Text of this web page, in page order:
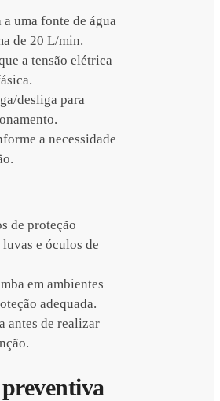
uma fonte de água
de 20 L/min.
a tensão elétrica
desliga para
a necessidade
de proteção
e óculos de
em ambientes
adequada.
antes de realizar